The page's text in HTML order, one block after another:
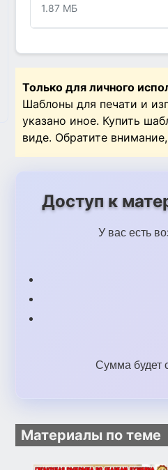
1.87 МБ
Только для личного
Шаблоны для печати и
указано иное. Купить
виде. Обратите
Доступ к
У вас есть
Сумма будет
Материалы по теме